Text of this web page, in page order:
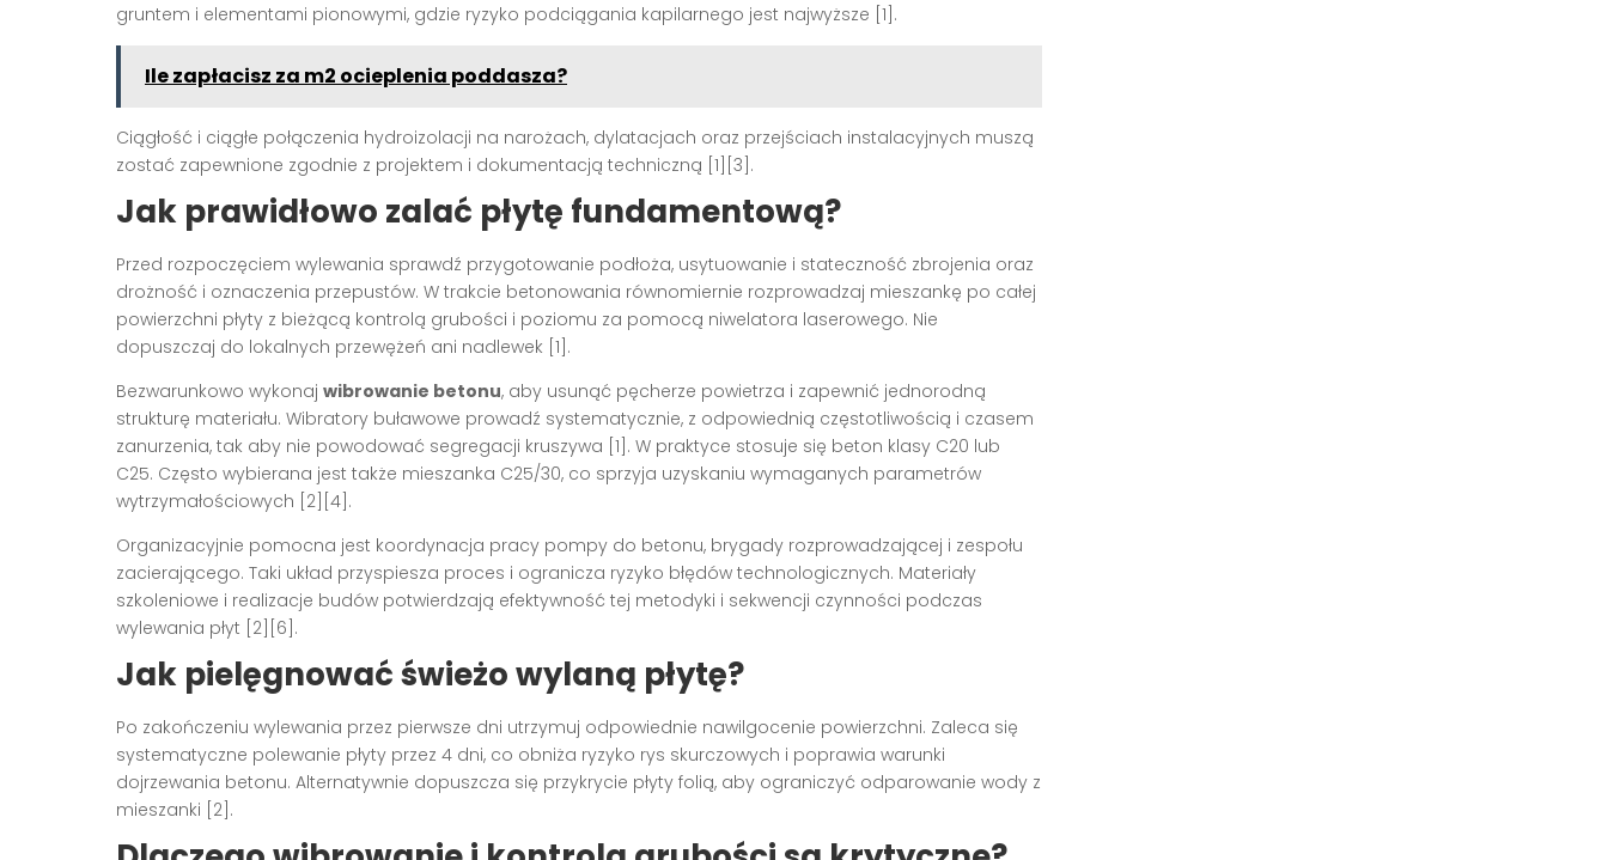
gruntem i elementami pionowymi, gdzie ryzyko podciągania kapilarnego jest najwyższe [1].
Ile zapłacisz za m2 ocieplenia poddasza?
Ciągłość i ciągłe połączenia hydroizolacji na narożach, dylatacjach oraz przejściach instalacyjnych muszą
zostać zapewnione zgodnie z projektem i dokumentacją techniczną [1][3].
Jak prawidłowo zalać płytę fundamentową?
Przed rozpoczęciem wylewania sprawdź przygotowanie podłoża, usytuowanie i stateczność zbrojenia oraz
drożność i oznaczenia przepustów. W trakcie betonowania równomiernie rozprowadzaj mieszankę po całej
powierzchni płyty z bieżącą kontrolą grubości i poziomu za pomocą niwelatora laserowego. Nie
dopuszczaj do lokalnych przewężeń ani nadlewek [1].
Bezwarunkowo wykonaj wibrowanie betonu, aby usunąć pęcherze powietrza i zapewnić jednorodną
strukturę materiału. Wibratory buławowe prowadź systematycznie, z odpowiednią częstotliwością i czasem
zanurzenia, tak aby nie powodować segregacji kruszywa [1]. W praktyce stosuje się beton klasy C20 lub
C25. Często wybierana jest także mieszanka C25/30, co sprzyja uzyskaniu wymaganych parametrów
wytrzymałościowych [2][4].
Organizacyjnie pomocna jest koordynacja pracy pompy do betonu, brygady rozprowadzającej i zespołu
zacierającego. Taki układ przyspiesza proces i ogranicza ryzyko błędów technologicznych. Materiały
szkoleniowe i realizacje budów potwierdzają efektywność tej metodyki i sekwencji czynności podczas
wylewania płyt [2][6].
Jak pielęgnować świeżo wylaną płytę?
Po zakończeniu wylewania przez pierwsze dni utrzymuj odpowiednie nawilgocenie powierzchni. Zaleca się
systematyczne polewanie płyty przez 4 dni, co obniża ryzyko rys skurczowych i poprawia warunki
dojrzewania betonu. Alternatywnie dopuszcza się przykrycie płyty folią, aby ograniczyć odparowanie wody z
mieszanki [2].